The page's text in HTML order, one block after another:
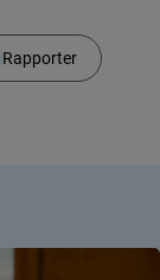
Rapporter